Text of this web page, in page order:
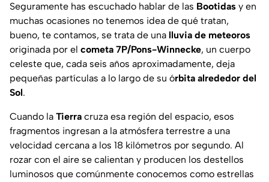
Seguramente has escuchado hablar de las Bootidas y en
muchas ocasiones no tenemos idea de qué tratan,
bueno, te contamos, se trata de una lluvia de meteoros
originada por el cometa 7P/Pons-Winnecke, un cuerpo
celeste que, cada seis años aproximadamente, deja
pequeñas partículas a lo largo de su órbita alrededor del
Sol.
Cuando la Tierra cruza esa región del espacio, esos
fragmentos ingresan a la atmósfera terrestre a una
velocidad cercana a los 18 kilómetros por segundo. Al
rozar con el aire se calientan y producen los destellos
luminosos que comúnmente conocemos como estrellas